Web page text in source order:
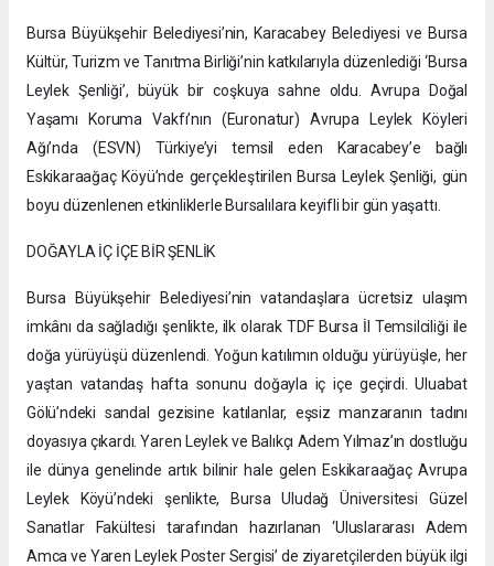
Bursa Büyükşehir Belediyesi’nin, Karacabey Belediyesi ve Bursa
Kültür, Turizm ve Tanıtma Birliği’nin katkılarıyla düzenlediği ‘Bursa
Leylek Şenliği’, büyük bir coşkuya sahne oldu. Avrupa Doğal
Yaşamı Koruma Vakfı’nın (Euronatur) Avrupa Leylek Köyleri
Ağı’nda (ESVN) Türkiye’yi temsil eden Karacabey’e bağlı
Eskikaraağaç Köyü’nde gerçekleştirilen Bursa Leylek Şenliği, gün
boyu düzenlenen etkinliklerle Bursalılara keyifli bir gün yaşattı.
DOĞAYLA İÇ İÇE BİR ŞENLİK
Bursa Büyükşehir Belediyesi’nin vatandaşlara ücretsiz ulaşım
imkânı da sağladığı şenlikte, ilk olarak TDF Bursa İl Temsilciliği ile
doğa yürüyüşü düzenlendi. Yoğun katılımın olduğu yürüyüşle, her
yaştan vatandaş hafta sonunu doğayla iç içe geçirdi. Uluabat
Gölü’ndeki sandal gezisine katılanlar, eşsiz manzaranın tadını
doyasıya çıkardı. Yaren Leylek ve Balıkçı Adem Yılmaz’ın dostluğu
ile dünya genelinde artık bilinir hale gelen Eskikaraağaç Avrupa
Leylek Köyü’ndeki şenlikte, Bursa Uludağ Üniversitesi Güzel
Sanatlar Fakültesi tarafından hazırlanan ‘Uluslararası Adem
Amca ve Yaren Leylek Poster Sergisi’ de ziyaretçilerden büyük ilgi